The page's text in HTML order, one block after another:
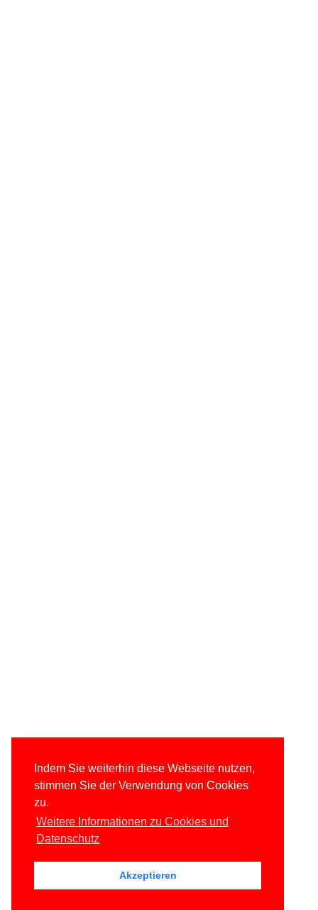
Indem Sie weiterhin diese Webseite nutzen,
stimmen Sie der Verwendung von Cookies
zu.
Weitere Informationen zu Cookies und
Datenschutz
Akzeptieren